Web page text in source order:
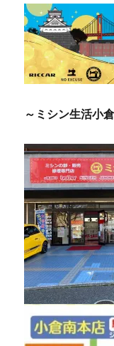
シ
ョ
ン
～ミシン生活小